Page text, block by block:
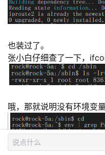
也装过了。
张小白仔细查了一下，
哦，那就说明没有环境变